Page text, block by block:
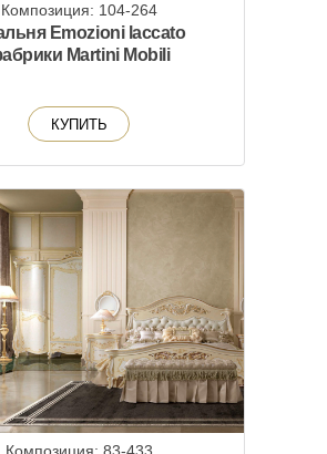
Композиция: 104-264
Emozioni laccato
Martini Mobili
КУПИТЬ